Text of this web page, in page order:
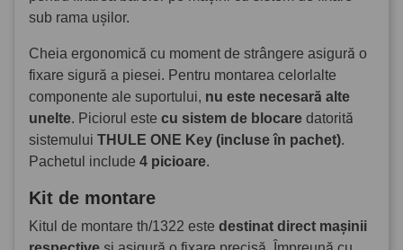
sub rama ușilor.
Cheia ergonomică cu moment de strângere asigură o
fixare sigură a piesei. Pentru montarea celorlalte
componente ale suportului, nu este necesară alte
unelte. Piciorul este cu sistem de blocare datorită
sistemului THULE ONE Key (incluse în pachet).
Pachetul include 4 picioare.
Kit de montare
Kitul de montare th/1322 este destinat direct mașinii